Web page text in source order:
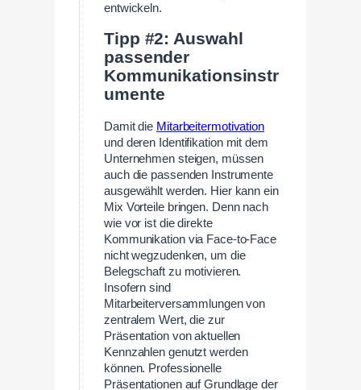
entwickeln.
Tipp #2: Auswahl
passender
Kommunikationsinstr
umente
Damit die Mitarbeitermotivation
und deren Identifikation mit dem
Unternehmen steigen, müssen
auch die passenden Instrumente
ausgewählt werden. Hier kann ein
Mix Vorteile bringen. Denn nach
wie vor ist die direkte
Kommunikation via Face-to-Face
nicht wegzudenken, um die
Belegschaft zu motivieren.
Insofern sind
Mitarbeiterversammlungen von
zentralem Wert, die zur
Präsentation von aktuellen
Kennzahlen genutzt werden
können. Professionelle
Präsentationen auf Grundlage der